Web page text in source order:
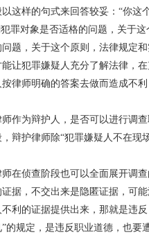
这样的句式来回答较妥：“你
罪对象是否适格的问题，关于
问题，关于这个原则，法律规定
让犯罪嫌疑人充分了解法律，
律师明确的答案去做而造成不
作为辩护人，是否可以进行调
辩护律师除“犯罪嫌疑人不在现
在侦查阶段也可以全面展开调
据，不交出来是隐匿证据，可
利的证据提供出来，那就是违
的规定，是违反职业道德，也要